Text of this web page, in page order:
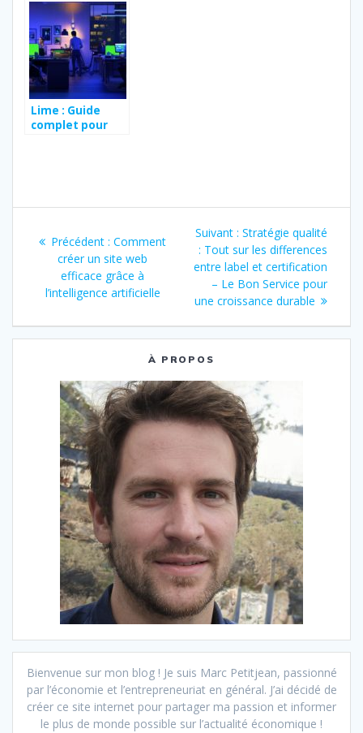
Comment
vendre sa
voiture
considérée
comme épave
après
restauration
Lime : Guide
complet pour
de
l’article
Précédent : Article
précédent
:
Comment
créer un site web
efficace grâce à
l’intelligence artificielle
Suivant : Article
suivant
:
Stratégie qualité
: Tout sur les differences
entre label et certification
– Le Bon Service pour
une croissance durable
À PROPOS
Bienvenue sur mon blog ! Je suis Marc Petitjean, passionné
par l’économie et l’entrepreneuriat en général. J’ai décidé de
créer ce site internet pour partager ma passion et informer
le plus de monde possible sur l’actualité économique !